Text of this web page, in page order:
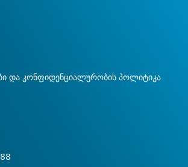
და კონფიდენციალურობის პოლიტიკა